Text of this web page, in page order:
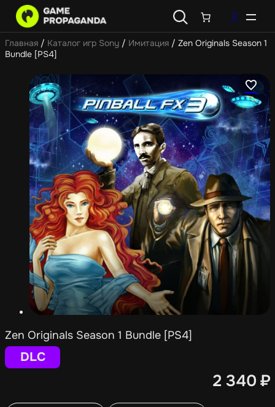
Главная / Каталог игр Sony / Имитация / Zen Originals Season 1
Bundle [PS4]
Zen Originals Season 1 Bundle [PS4]
DLC
2 340 ₽